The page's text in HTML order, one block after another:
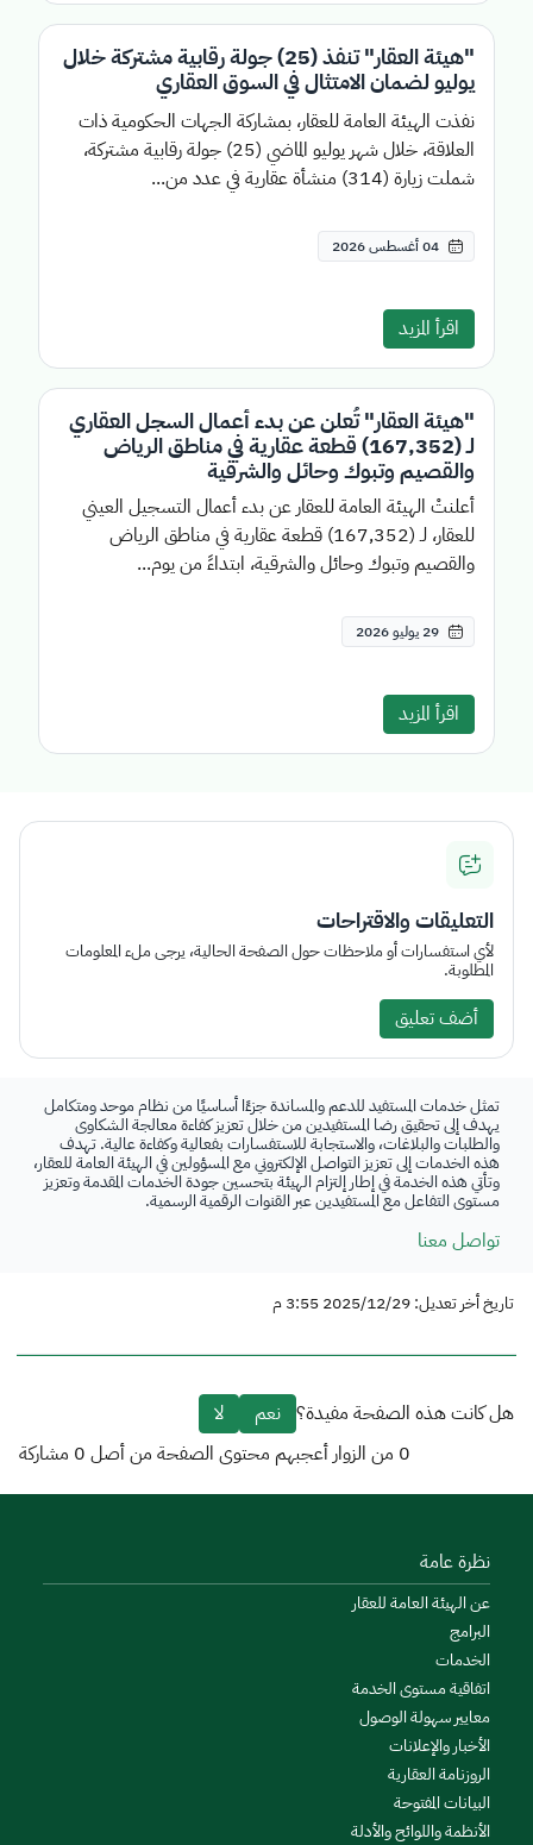
"هيئة العقار" تنفذ (25) جولة رقابية مشتركة خلال
يوليو لضمان الامتثال في السوق العقاري
نفذت الهيئة العامة للعقار، بمشاركة الجهات الحكومية ذات
العلاقة، خلال شهر يوليو الماضي (25) جولة رقابية مشتركة،
شملت زيارة (314) منشأة عقارية في عدد من...
04 أغسطس 2026
اقرأ المزيد
"هيئة العقار" تُعلن عن بدء أعمال السجل العقاري
لـ (167,352) قطعة عقارية في مناطق الرياض
والقصيم وتبوك وحائل والشرقية
أعلنتْ الهيئة العامة للعقار عن بدء أعمال التسجيل العيني
للعقار، لـ (167,352) قطعة عقارية في مناطق الرياض
والقصيم وتبوك وحائل والشرقية، ابتداءً من يوم...
29 يوليو 2026
اقرأ المزيد
التعليقات والاقتراحات
لأي استفسارات أو ملاحظات حول الصفحة الحالية، يرجى ملء المعلومات
المطلوبة.
أضف تعليق
تمثل خدمات المستفيد للدعم والمساندة جزءًا أساسيًا من نظام موحد ومتكامل
يهدف إلى تحقيق رضا المستفيدين من خلال تعزيز كفاءة معالجة الشكاوى
والطلبات والبلاغات، والاستجابة للاستفسارات بفعالية وكفاءة عالية. تهدف
هذه الخدمات إلى تعزيز التواصل الإلكتروني مع المسؤولين في الهيئة العامة للعقار،
وتأتي هذه الخدمة في إطار إلتزام الهيئة بتحسين جودة الخدمات المقدمة وتعزيز
مستوى التفاعل مع المستفيدين عبر القنوات الرقمية الرسمية.
تواصل معنا
تاريخ أخر تعديل: 2025/12/29 3:55 م
هل كانت هذه الصفحة مفيدة؟ نعم
لا
0 من الزوار أعجبهم محتوى الصفحة من أصل 0 مشاركة
نظرة عامة
عن الهيئة العامة للعقار
البرامج
الخدمات
اتفاقية مستوى الخدمة
معايير سهولة الوصول
الأخبار والإعلانات
الروزنامة العقارية
البيانات المفتوحة
الأنظمة واللوائح والأدلة